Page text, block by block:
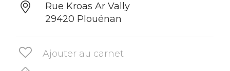
Rue Kroas Ar Vally
29420 Plouénan
Ajouter au carnet